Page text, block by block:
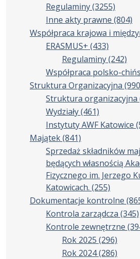
Regulaminy(3255)
Inne akty prawne (804)
Współpraca krajowa i
ERASMUS+ (433)
Regulaminy(242)
Współpraca polsko-
Struktura Organizacyjna
Struktura organizacyjna
Wydziały(461)
Instytuty AWF Katowice
Majątek(841)
Sprzedaż składników
będących własnością
Fizycznego im. Jerzego
Katowicach. (255)
Dokumentacje kontrolne
Kontrola zarządcza (345)
Kontrole zewnętrzne
Rok 2025 (296)
Rok 2024(286)